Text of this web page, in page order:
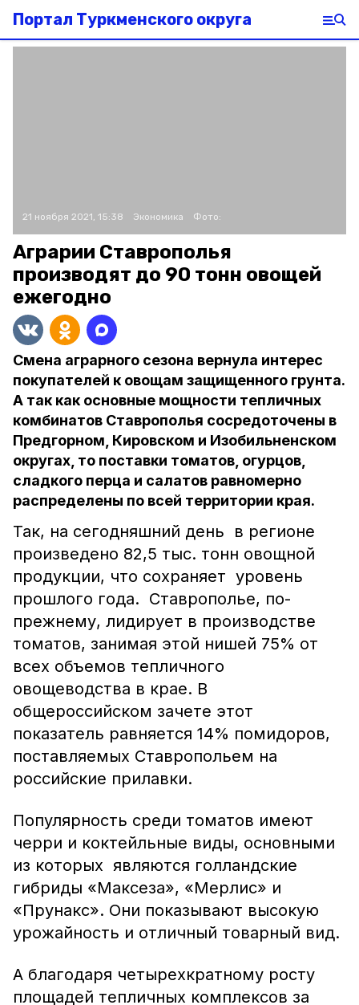
Портал Туркменского округа
21 ноября 2021, 15:38 Экономика Фото:
Аграрии Ставрополья
производят до 90 тонн овощей
ежегодно
Смена аграрного сезона вернула интерес
покупателей к овощам защищенного грунта.
А так как основные мощности тепличных
комбинатов Ставрополья сосредоточены в
Предгорном, Кировском и Изобильненском
округах, то поставки томатов, огурцов,
сладкого перца и салатов равномерно
распределены по всей территории края.
Так, на сегодняшний день в регионе
произведено 82,5 тыс. тонн овощной
продукции, что сохраняет уровень
прошлого года. Ставрополье, по-
прежнему, лидирует в производстве
томатов, занимая этой нишей 75% от
всех объемов тепличного
овощеводства в крае. В
общероссийском зачете этот
показатель равняется 14% помидоров,
поставляемых Ставропольем на
российские прилавки.
Популярность среди томатов имеют
черри и коктейльные виды, основными
из которых являются голландские
гибриды «Максеза», «Мерлис» и
«Прунакс». Они показывают высокую
урожайность и отличный товарный вид.
А благодаря четырехкратному росту
площадей тепличных комплексов за